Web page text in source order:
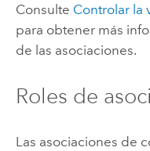
Consulte Controlar la
para obtener más
de las asociaciones.
Roles de
Las asociaciones de